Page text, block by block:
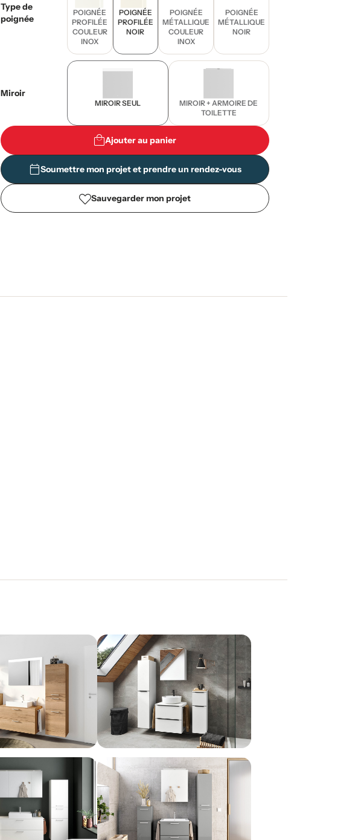
Type de
poignée
POIGNÉE
PROFILÉE
COULEUR
INOX
POIGNÉE
PROFILÉE
NOIR
POIGNÉE
MÉTALLIQUE
COULEUR
INOX
POIGNÉE
MÉTALLIQUE
NOIR
Miroir
MIROIR SEUL
MIROIR + ARMOIRE DE
TOILETTE
Ajouter au panier
Soumettre mon projet et prendre un rendez-vous
Sauvegarder mon projet